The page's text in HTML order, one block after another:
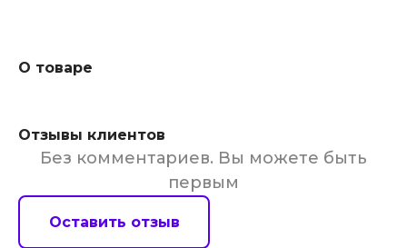
О товаре
Отзывы клиентов
Без комментариев. Вы можете быть
первым
Оставить отзыв